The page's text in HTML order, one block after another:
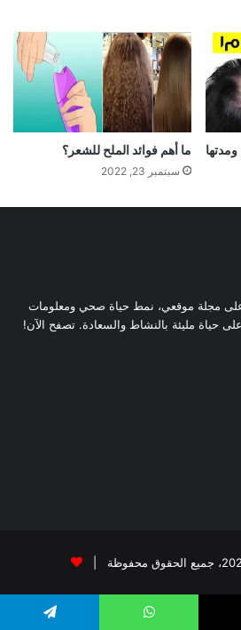
ما أهم فوائد الملح للشعر؟
سبتمبر 23, 2022
مجلة موقعي، نمط حياة صحي ومعلومات
حياة مليئة بالنشاط والسعادة. تصفح الآن!